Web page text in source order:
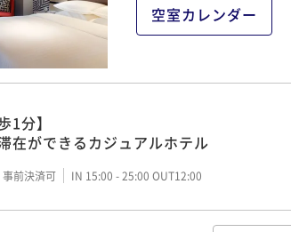
空室カレンダー
1分】
在ができるカジュアルホテル
事前決済可 IN 15:00 - 25:00 OUT12:00